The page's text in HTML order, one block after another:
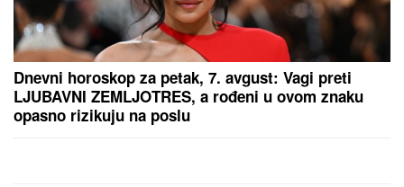
Dnevni horoskop za petak, 7. avgust: Vagi preti
LJUBAVNI ZEMLJOTRES, a rođeni u ovom znaku
opasno rizikuju na poslu